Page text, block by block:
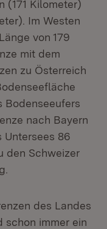
(171 Kilometer)
Im Westen
von 179
mit dem
zu Österreich
Bodenseeufers
nach Bayern
86
den Schweizer
des Landes
schon immer ein